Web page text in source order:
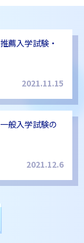
薦入学試験・
2021.11.15
般入学試験の
2021.12.6